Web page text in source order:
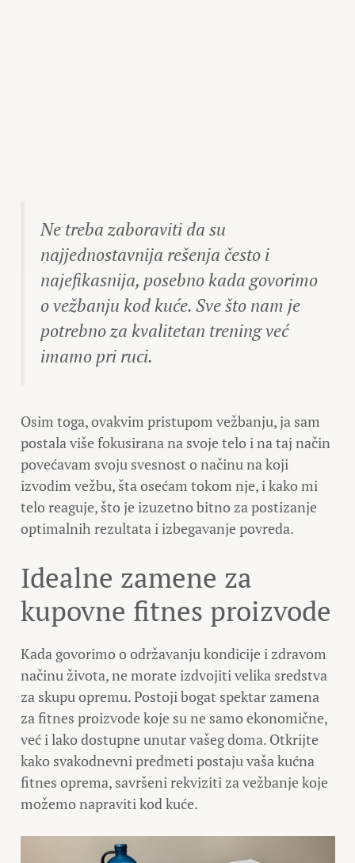
Ne treba zaboraviti da su
najjednostavnija rešenja često i
najefikasnija, posebno kada govorimo
o vežbanju kod kuće. Sve što nam je
potrebno za kvalitetan trening već
imamo pri ruci.
Osim toga, ovakvim pristupom vežbanju, ja sam
postala više fokusirana na svoje telo i na taj način
povećavam svoju svesnost o načinu na koji
izvodim vežbu, šta osećam tokom nje, i kako mi
telo reaguje, što je izuzetno bitno za postizanje
optimalnih rezultata i izbegavanje povreda.
Idealne zamene za
kupovne fitnes proizvode
Kada govorimo o održavanju kondicije i zdravom
načinu života, ne morate izdvojiti velika sredstva
za skupu opremu. Postoji bogat spektar zamena
za fitnes proizvode koje su ne samo ekonomične,
već i lako dostupne unutar vašeg doma. Otkrijte
kako svakodnevni predmeti postaju vaša kućna
fitnes oprema, savršeni rekviziti za vežbanje koje
možemo napraviti kod kuće.